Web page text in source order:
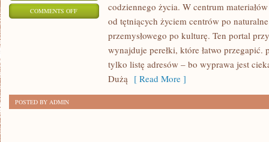
COMMENTS OFFON
codziennego życia. W centrum
od tętniących życiem centrów po
przemysłowego po kulturę. Ten portal
wynajduje perełki, które łatwo przegapić.
tylko listę adresów – bo wyprawa jest
Dużą [ Read More ]
POSTED BY ADMIN